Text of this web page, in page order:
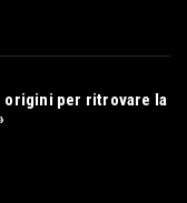
rimettere al
origini per ritrovare la